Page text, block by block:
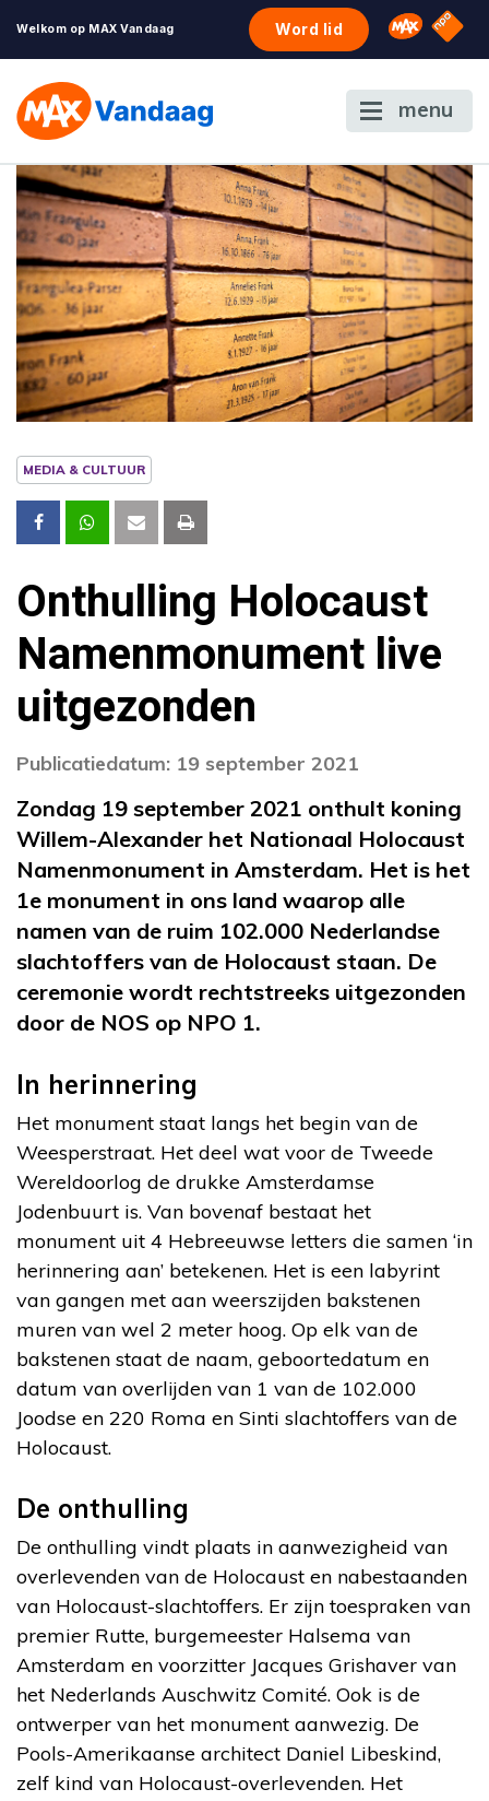
Welkom op MAX Vandaag Word lid Omroep
NPO
menu
MEDIA & CULTUUR
Onthulling Holocaust
Namenmonument live
uitgezonden
Publicatiedatum: 19 september 2021
Zondag 19 september 2021 onthult koning
Willem-Alexander het Nationaal Holocaust
Namenmonument in Amsterdam. Het is het
1e monument in ons land waarop alle
namen van de ruim 102.000 Nederlandse
slachtoffers van de Holocaust staan. De
ceremonie wordt rechtstreeks uitgezonden
door de NOS op NPO 1.
In herinnering
Het monument staat langs het begin van de
Weesperstraat. Het deel wat voor de Tweede
Wereldoorlog de drukke Amsterdamse
Jodenbuurt is. Van bovenaf bestaat het
monument uit 4 Hebreeuwse letters die samen ‘in
herinnering aan’ betekenen. Het is een labyrint
van gangen met aan weerszijden bakstenen
muren van wel 2 meter hoog. Op elk van de
bakstenen staat de naam, geboortedatum en
datum van overlijden van 1 van de 102.000
Joodse en 220 Roma en Sinti slachtoffers van de
Holocaust.
De onthulling
De onthulling vindt plaats in aanwezigheid van
overlevenden van de Holocaust en nabestaanden
van Holocaust-slachtoffers. Er zijn toespraken van
premier Rutte, burgemeester Halsema van
Amsterdam en voorzitter Jacques Grishaver van
het Nederlands Auschwitz Comité. Ook is de
ontwerper van het monument aanwezig. De
Pools-Amerikaanse architect Daniel Libeskind,
zelf kind van Holocaust-overlevenden. Het